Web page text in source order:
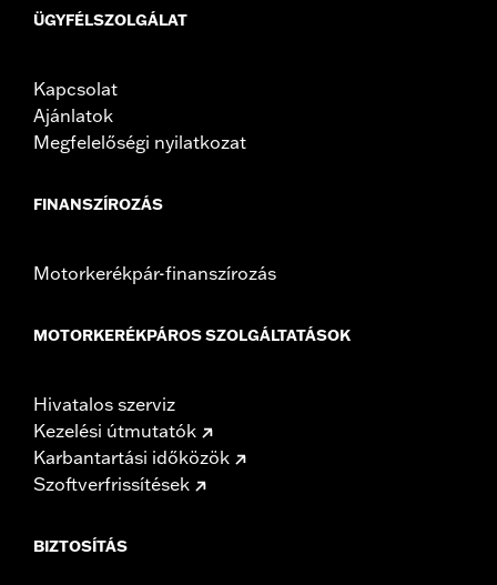
ÜGYFÉLSZOLGÁLAT
Kapcsolat
Ajánlatok
Megfelelőségi nyilatkozat
FINANSZÍROZÁS
Motorkerékpár-finanszírozás
MOTORKERÉKPÁROS SZOLGÁLTATÁSOK
Hivatalos szerviz
Kezelési útmutatók
Karbantartási időközök
Szoftverfrissítések
BIZTOSÍTÁS